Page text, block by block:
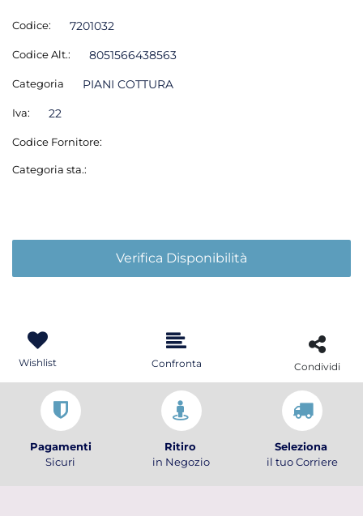
Codice: 7201032
Codice Alt.: 8051566438563
Categoria PIANI COTTURA
Iva: 22
Codice Fornitore:
Categoria sta.:
Verifica Disponibilità
Wishlist Confronta Condividi
Pagamenti
Sicuri
Ritiro
in Negozio
Seleziona
il tuo Corriere